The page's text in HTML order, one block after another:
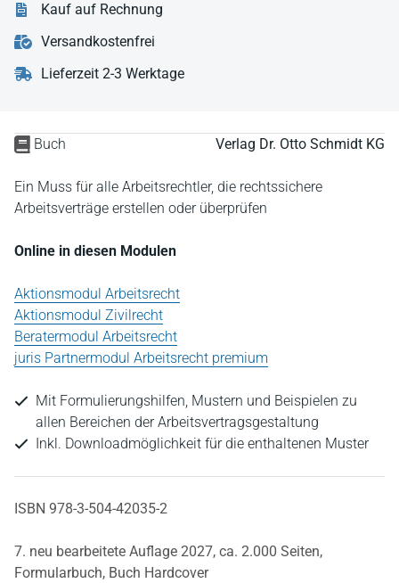
Buch Verlag Dr. Otto Schmidt KG
Ein Muss für alle Arbeitsrechtler, die rechtssichere
Arbeitsverträge erstellen oder überprüfen
Online in diesen Modulen
Aktionsmodul Arbeitsrecht
Aktionsmodul Zivilrecht
Beratermodul Arbeitsrecht
juris Partnermodul Arbeitsrecht premium
Mit Formulierungshilfen, Mustern und Beispielen zu
allen Bereichen der Arbeitsvertragsgestaltung
Inkl. Downloadmöglichkeit für die enthaltenen Muster
ISBN 978-3-504-42035-2
7. neu bearbeitete Auflage 2027, ca. 2.000 Seiten,
Formularbuch, Buch Hardcover
Kauf auf Rechnung
Versandkostenfrei
Lieferzeit 2-3 Werktage